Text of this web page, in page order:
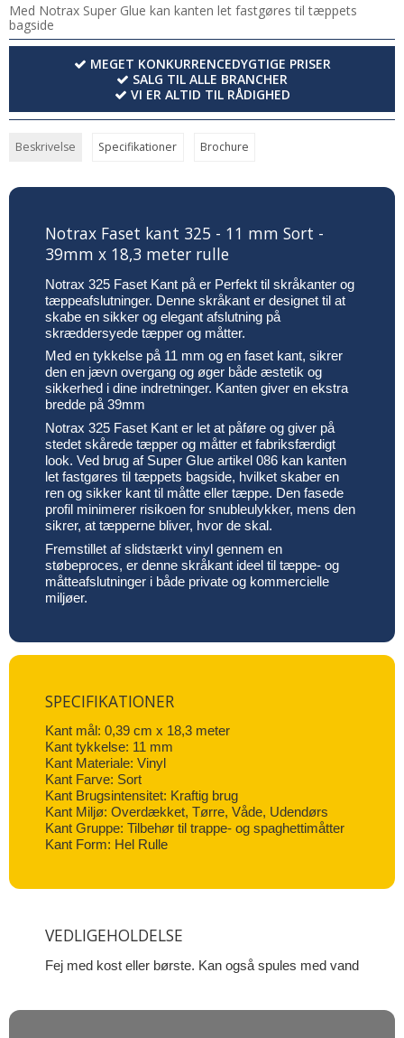
Med Notrax Super Glue kan kanten let fastgøres til tæppets
bagside
MEGET KONKURRENCEDYGTIGE PRISER
SALG TIL ALLE BRANCHER
VI ER ALTID TIL RÅDIGHED
Beskrivelse Specifikationer Brochure
Notrax Faset kant 325 - 11 mm Sort -
39mm x 18,3 meter rulle
Notrax 325 Faset Kant på er Perfekt til skråkanter og
tæppeafslutninger. Denne skråkant er designet til at
skabe en sikker og elegant afslutning på
skræddersyede tæpper og måtter.
Med en tykkelse på 11 mm og en faset kant, sikrer
den en jævn overgang og øger både æstetik og
sikkerhed i dine indretninger. Kanten giver en ekstra
bredde på 39mm
Notrax 325 Faset Kant er let at påføre og giver på
stedet skårede tæpper og måtter et fabriksfærdigt
look. Ved brug af Super Glue artikel 086 kan kanten
let fastgøres til tæppets bagside, hvilket skaber en
ren og sikker kant til måtte eller tæppe. Den fasede
profil minimerer risikoen for snubleulykker, mens den
sikrer, at tæpperne bliver, hvor de skal.
Fremstillet af slidstærkt vinyl gennem en
støbeproces, er denne skråkant ideel til tæppe- og
måtteafslutninger i både private og kommercielle
miljøer.
SPECIFIKATIONER
Kant mål: 0,39 cm x 18,3 meter
Kant tykkelse: 11 mm
Kant Materiale: Vinyl
Kant Farve: Sort
Kant Brugsintensitet: Kraftig brug
Kant Miljø: Overdækket, Tørre, Våde, Udendørs
Kant Gruppe: Tilbehør til trappe- og spaghettimåtter
Kant Form: Hel Rulle
VEDLIGEHOLDELSE
Fej med kost eller børste. Kan også spules med vand